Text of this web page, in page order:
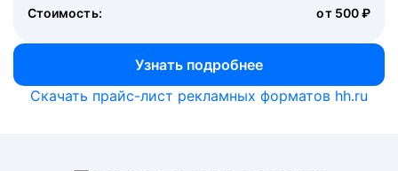
Стоимость: от 500 ₽
Узнать подробнее
Скачать прайс-лист рекламных форматов hh.ru